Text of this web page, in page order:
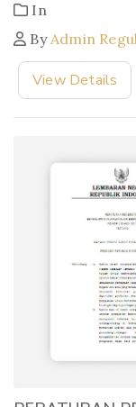
In
ByAdmin
View Details